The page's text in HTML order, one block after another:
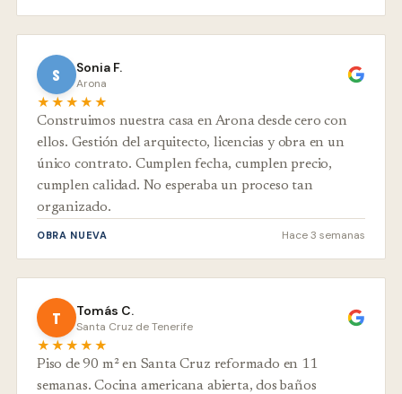
S Sonia F.
Arona
★★★★★
Construimos nuestra casa en Arona desde cero con
ellos. Gestión del arquitecto, licencias y obra en un
único contrato. Cumplen fecha, cumplen precio,
cumplen calidad. No esperaba un proceso tan
organizado.
OBRA NUEVA Hace 3 semanas
T Tomás C.
Santa Cruz de Tenerife
★★★★★
Piso de 90 m² en Santa Cruz reformado en 11
semanas. Cocina americana abierta, dos baños